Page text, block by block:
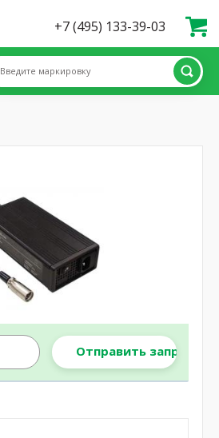
+7 (495) 133-39-03
Введите маркировку
Отправить запрос